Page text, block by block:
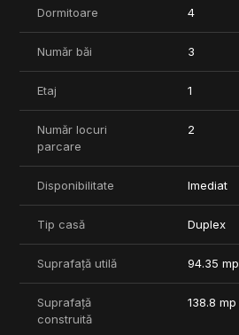
- Mansarda - 2 Dormitoare 1 Baie
Termen de finalizare - Iulie 2024
Pretul vilei este 245.000 Euro + TVA
Comision 0%
Dormitoare 4
Număr băi 3
Etaj 1
Număr locuri
parcare
2
Disponibilitate Imediat
Tip casă Duplex
Suprafață utilă 94.35 mp
Suprafață
construită
138.8 mp